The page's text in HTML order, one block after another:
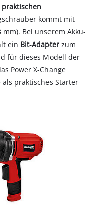
praktischen
kommt mit
mm). Bei unserem Akku-
ein Bit-Adapter zum
für dieses Modell der
Power X-Change
praktisches Starter-